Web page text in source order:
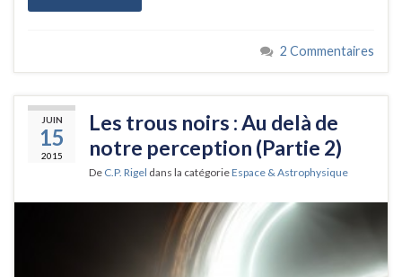
2 Commentaires
JUIN
15
2015
Les trous noirs : Au delà de
notre perception (Partie 2)
De C.P. Rigel dans la catégorieEspace & Astrophysique